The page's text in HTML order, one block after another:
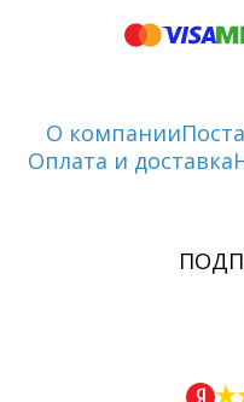
О компании
Оплата и доставка